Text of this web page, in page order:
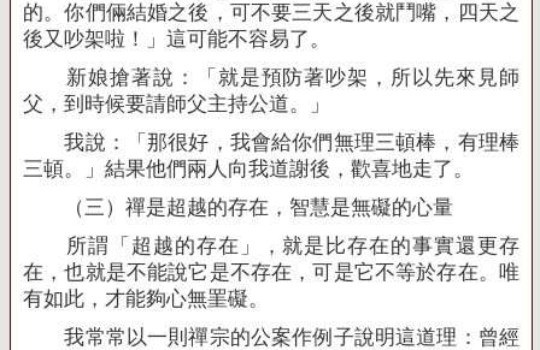
的。你們倆結婚之後，可不要三天之後就鬥嘴，四天之
後又吵架啦！」這可能不容易了。
新娘搶著說：「就是預防著吵架，所以先來見師
父，到時候要請師父主持公道。」
我說：「那很好，我會給你們無理三頓棒，有理棒
三頓。」結果他們兩人向我道謝後，歡喜地走了。
（三）禪是超越的存在，智慧是無礙的心量
所謂「超越的存在」，就是比存在的事實還更存
在，也就是不能說它是不存在，可是它不等於存在。唯
有如此，才能夠心無罣礙。
我常常以一則禪宗的公案作例子說明這道理：曾經